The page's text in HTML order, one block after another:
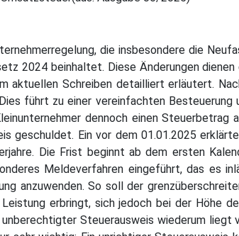
die insbesondere die
2024 beinhaltet. Diese Änderungen
aktuellen Schreiben detailliert erläutert.
führt zu einer vereinfachten
dennoch einen Steuerbetrag
geschuldet. Ein vor dem 01.01.2025
Die Frist beginnt ab dem ersten
Meldeverfahren eingeführt, das es
anzuwenden. So soll der
erbringt, sich jedoch bei der Höhe
Steuerausweis wiederum liegt